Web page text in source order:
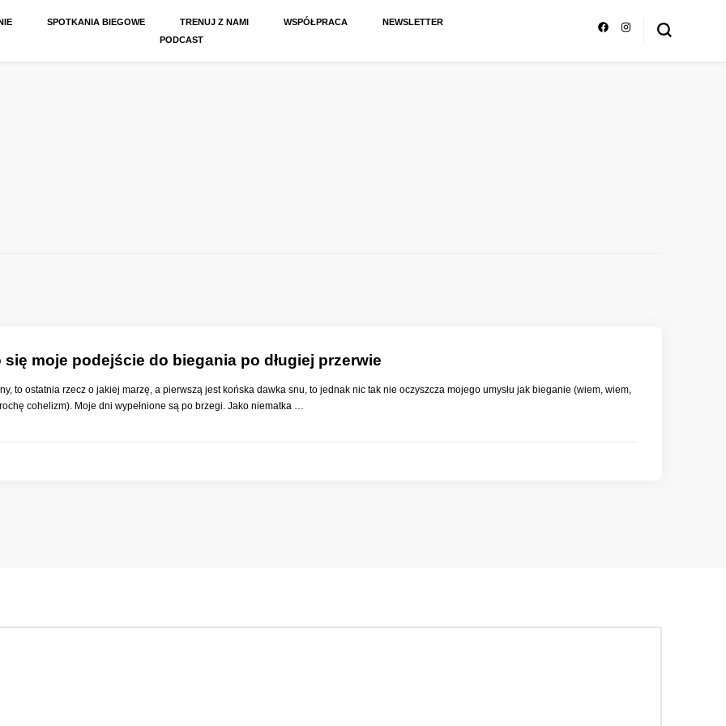
SPOTKANIA BIEGOWE TRENUJ Z NAMI WSPÓŁPRACA
NEWSLETTER
PODCAST
się moje podejście do biegania po długiej przerwie
to ostatnia rzecz o jakiej marzę, a pierwszą jest końska dawka snu, to jednak nic tak nie oczyszcza mojego umysłu jak bieganie (wiem, wiem,
cohelizm). Moje dni wypełnione są po brzegi. Jako niematka …